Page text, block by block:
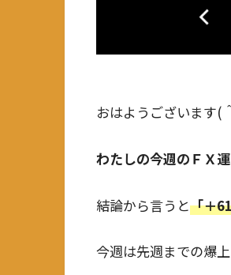
おはようございます(
わたしの今週のＦＸ
結論から言うと「＋
今週は先週までの爆